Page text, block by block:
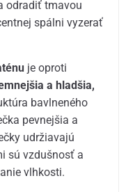
odradiť tmavou
spálni vyzerať
je oproti
a hladšia,
bavlneného
pevnejšia a
udržiavajú
sú vzdušnosť a
vlhkosti.